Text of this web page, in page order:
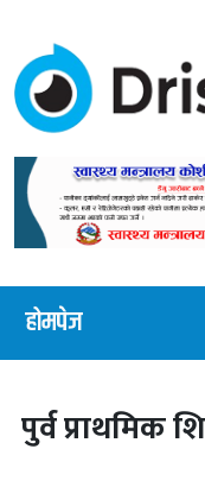
होमपेज
पुर्व प्राथमिक